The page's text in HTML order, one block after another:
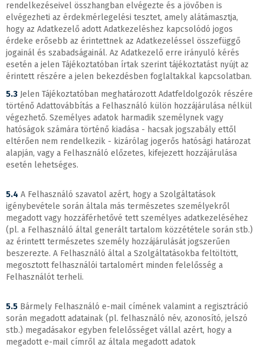
rendelkezéseivel összhangban elvégezte és a jövőben is
elvégezheti az érdekmérlegelési tesztet, amely alátámasztja,
hogy az Adatkezelő adott Adatkezeléshez kapcsolódó jogos
érdeke erősebb az érintettnek az Adatkezeléssel összefüggő
jogainál és szabadságainál. Az Adatkezelő erre irányuló kérés
esetén a jelen Tájékoztatóban írtak szerint tájékoztatást nyújt az
érintett részére a jelen bekezdésben foglaltakkal kapcsolatban.
5.3 Jelen Tájékoztatóban meghatározott Adatfeldolgozók részére
történő Adattovábbítás a Felhasználó külön hozzájárulása nélkül
végezhető. Személyes adatok harmadik személynek vagy
hatóságok számára történő kiadása - hacsak jogszabály ettől
eltérően nem rendelkezik - kizárólag jogerős hatósági határozat
alapján, vagy a Felhasználó előzetes, kifejezett hozzájárulása
esetén lehetséges.
5.4 A Felhasználó szavatol azért, hogy a Szolgáltatások
igénybevétele során általa más természetes személyekről
megadott vagy hozzáférhetővé tett személyes adatkezeléséhez
(pl. a Felhasználó által generált tartalom közzététele során stb.)
az érintett természetes személy hozzájárulását jogszerűen
beszerezte. A Felhasználó által a Szolgáltatásokba feltöltött,
megosztott felhasználói tartalomért minden felelősség a
Felhasználót terheli.
5.5 Bármely Felhasználó e-mail címének valamint a regisztráció
során megadott adatainak (pl. felhasználó név, azonosító, jelszó
stb.) megadásakor egyben felelősséget vállal azért, hogy a
megadott e-mail címről az általa megadott adatok